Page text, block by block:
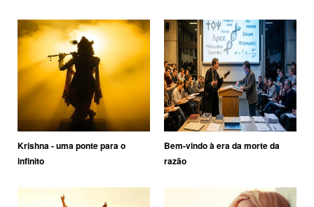
Krishna - uma ponte para o
infinito
Bem-vindo à era da morte da
razão